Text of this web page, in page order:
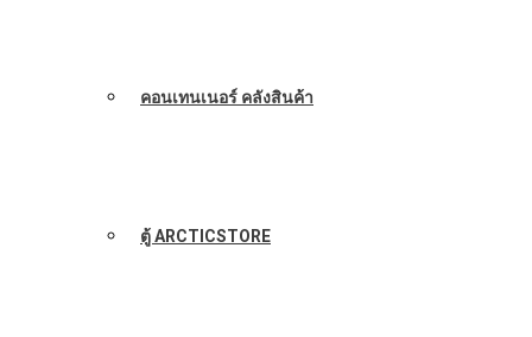
คอนเทนเนอร์ คลังสินค้า
ตู้ ARCTICSTORE